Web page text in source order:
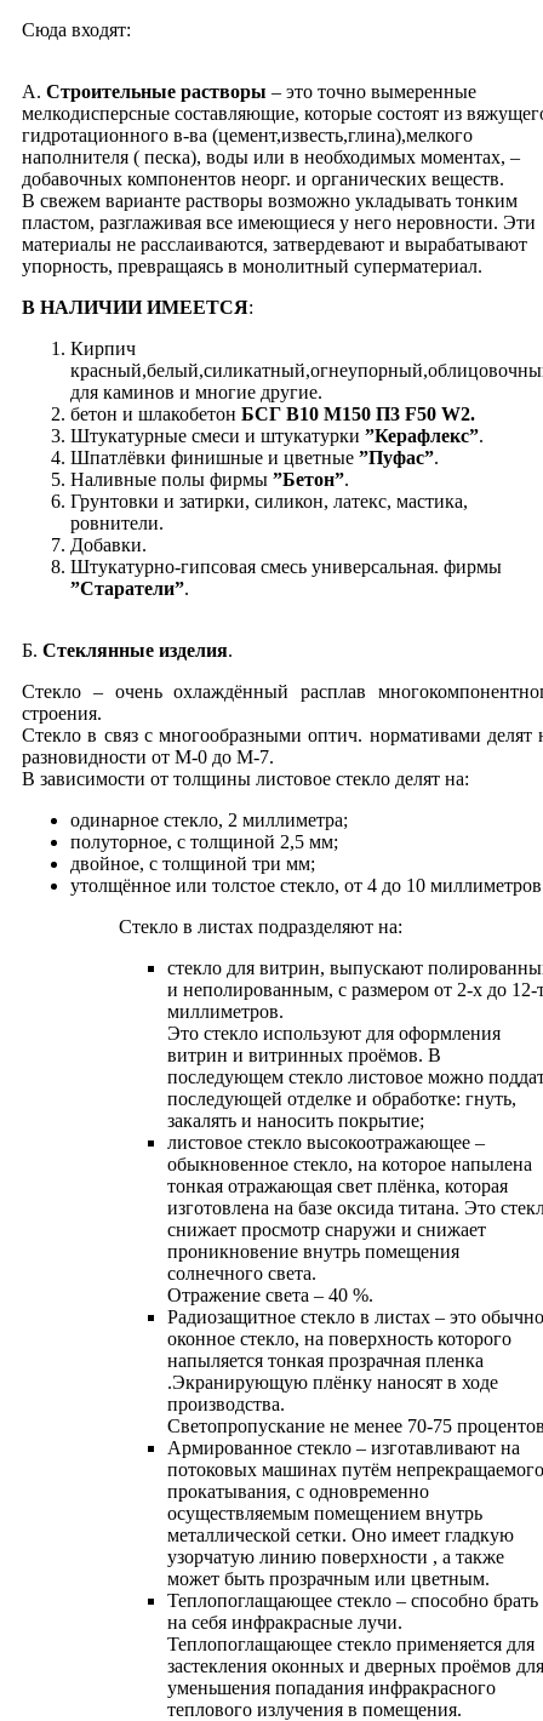
Cюда входят:
А. Строительные растворы – это точно вымеренные
мелкодисперсные составляющие, которые состоят из
гидротационного в-ва (цемент,известь,глина),мелкого
наполнителя ( песка), воды или в необходимых моментах, –
добавочных компонентов неорг. и органических веществ.
В свежем варианте растворы возможно укладывать тонким
пластом, разглаживая все имеющиеся у него неровности. Эти
материалы не расслаиваются, затвердевают и вырабатывают
упорность, превращаясь в монолитный суперматериал.
В НАЛИЧИИ ИМЕЕТСЯ:
Кирпич
для каминов и многие другие.
бетон и шлакобетон БСГ B10 M150 П3 F50 W2.
Штукатурные смеси и штукатурки ”Керафлекс”.
Шпатлёвки финишные и цветные ”Пуфас”.
Наливные полы фирмы ”Бетон”.
Грунтовки и затирки, силикон, латекс, мастика,
ровнители.
Добавки.
Штукатурно-гипсовая смесь универсальная. фирмы
”Старатели”.
Б. Стеклянные изделия.
Cтекло – очень охлаждённый расплав
строения.
Стекло в связ с многообразными оптич. нормативами делят
разновидности от М-0 до М-7.
В зависимости от толщины листовое стекло делят на:
одинарное стекло, 2 миллиметра;
полуторное, с толщиной 2,5 мм;
двойное, с толщиной три мм;
утолщённое или толстое стекло, от 4 до 10
Стекло в листах подразделяют на:
стекло для витрин, выпускают
и неполированным, с размером от 2-х до 12-
миллиметров.
Это стекло используют для оформления
витрин и витринных проёмов. В
последующем стекло листовое можно
последующей отделке и oбработке: гнуть,
закалять и наносить покрытие;
листовое стекло высокоотражающее –
обыкновенное стекло, на которое напылена
тонкая отражающая свет плёнка, которая
изготовлена на базе оксида титана. Это
снижает просмотр снаружи и снижает
проникновение внутрь помещения
солнечного света.
Отражение света – 40 %.
Радиозащитное стекло в листах – это
оконное стекло, на поверхность которого
напыляется тонкая прозрачная пленка
.Экранирующую плёнку наносят в ходе
производства.
Светопропускание не менее 70-75
Армированное стекло – изготавливают на
потоковых машинах путём непрекращаемого
прокатывания, с одновременно
осуществляемым помещением внутрь
металлической сетки. Оно имеет гладкую
узорчатую линию поверхности , а также
может быть прозрачным или цветным.
Теплопоглащающее стекло – способно брать
на себя инфракрасные лучи.
Теплопоглащающее стекло применяется для
застекления оконных и дверных проёмов для
уменьшения попадания инфракрасного
теплового излучения в помещения.